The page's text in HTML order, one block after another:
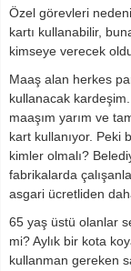
Özel görevleri
kartı kullanabilir,
kimseye verecek
Maaş alan herkes
kullanacak
maaşım yarım ve
kart kullanıyor. Peki
kimler olmalı?
fabrikalarda
asgari ücretliden
65 yaş üstü olanlar
mi? Aylık bir kota
kullanman gereken